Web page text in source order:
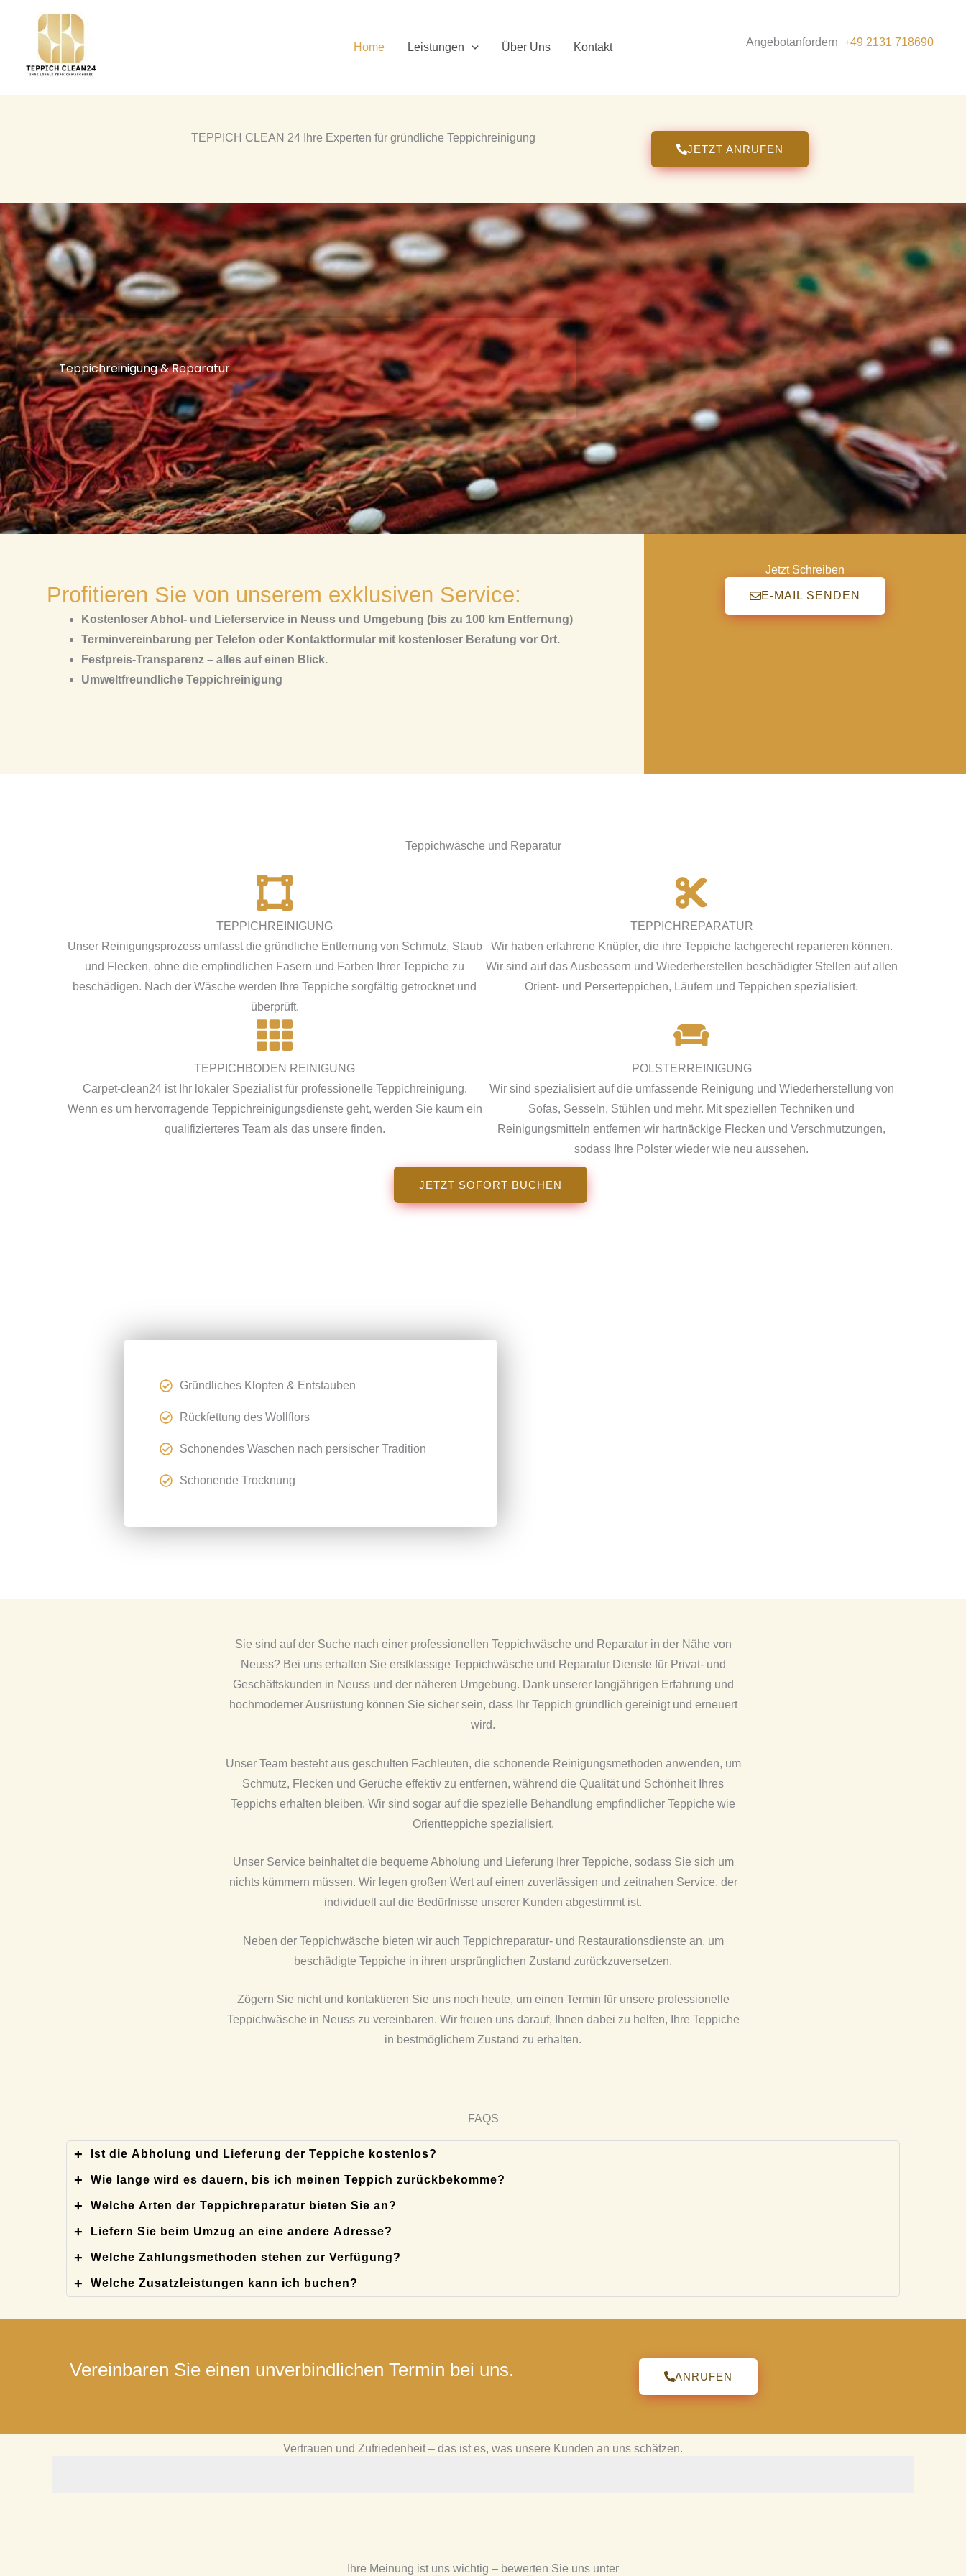
springen
springen
Home Leistungen Über Uns Kontakt Angebotanfordern +49 2131 718690
TEPPICH CLEAN 24 Ihre Experten für gründliche Teppichreinigung
JETZT ANRUFEN
Teppichreinigung & Reparatur
Profitieren Sie von unserem exklusiven Service:
Kostenloser Abhol- und Lieferservice in Neuss und Umgebung (bis zu 100 km Entfernung)
Terminvereinbarung per Telefon oder Kontaktformular mit kostenloser Beratung vor Ort.
Festpreis-Transparenz – alles auf einen Blick.
Umweltfreundliche Teppichreinigung
Jetzt Schreiben
E-MAIL SENDEN
Teppichwäsche und Reparatur
TEPPICHREINIGUNG
Unser Reinigungsprozess umfasst die gründliche Entfernung von Schmutz, Staub
und Flecken, ohne die empfindlichen Fasern und Farben Ihrer Teppiche zu
beschädigen. Nach der Wäsche werden Ihre Teppiche sorgfältig getrocknet und
überprüft.
TEPPICHREPARATUR
Wir haben erfahrene Knüpfer, die ihre Teppiche fachgerecht reparieren können.
Wir sind auf das Ausbessern und Wiederherstellen beschädigter Stellen auf allen
Orient- und Perserteppichen, Läufern und Teppichen spezialisiert.
TEPPICHBODEN REINIGUNG
Carpet-clean24 ist Ihr lokaler Spezialist für professionelle Teppichreinigung.
Wenn es um hervorragende Teppichreinigungsdienste geht, werden Sie kaum ein
qualifizierteres Team als das unsere finden.
POLSTERREINIGUNG
Wir sind spezialisiert auf die umfassende Reinigung und Wiederherstellung von
Sofas, Sesseln, Stühlen und mehr. Mit speziellen Techniken und
Reinigungsmitteln entfernen wir hartnäckige Flecken und Verschmutzungen,
sodass Ihre Polster wieder wie neu aussehen.
JETZT SOFORT BUCHEN
Gründliches Klopfen & Entstauben
Rückfettung des Wollflors
Schonendes Waschen nach persischer Tradition
Schonende Trocknung
Sie sind auf der Suche nach einer professionellen Teppichwäsche und Reparatur in der Nähe von
Neuss? Bei uns erhalten Sie erstklassige Teppichwäsche und Reparatur Dienste für Privat- und
Geschäftskunden in Neuss und der näheren Umgebung. Dank unserer langjährigen Erfahrung und
hochmoderner Ausrüstung können Sie sicher sein, dass Ihr Teppich gründlich gereinigt und erneuert
wird.
Unser Team besteht aus geschulten Fachleuten, die schonende Reinigungsmethoden anwenden, um
Schmutz, Flecken und Gerüche effektiv zu entfernen, während die Qualität und Schönheit Ihres
Teppichs erhalten bleiben. Wir sind sogar auf die spezielle Behandlung empfindlicher Teppiche wie
Orientteppiche spezialisiert.
Unser Service beinhaltet die bequeme Abholung und Lieferung Ihrer Teppiche, sodass Sie sich um
nichts kümmern müssen. Wir legen großen Wert auf einen zuverlässigen und zeitnahen Service, der
individuell auf die Bedürfnisse unserer Kunden abgestimmt ist.
Neben der Teppichwäsche bieten wir auch Teppichreparatur- und Restaurationsdienste an, um
beschädigte Teppiche in ihren ursprünglichen Zustand zurückzuversetzen.
Zögern Sie nicht und kontaktieren Sie uns noch heute, um einen Termin für unsere professionelle
Teppichwäsche in Neuss zu vereinbaren. Wir freuen uns darauf, Ihnen dabei zu helfen, Ihre Teppiche
in bestmöglichem Zustand zu erhalten.
FAQS
Ist die Abholung und Lieferung der Teppiche kostenlos?
Wie lange wird es dauern, bis ich meinen Teppich zurückbekomme?
Welche Arten der Teppichreparatur bieten Sie an?
Liefern Sie beim Umzug an eine andere Adresse?
Welche Zahlungsmethoden stehen zur Verfügung?
Welche Zusatzleistungen kann ich buchen?
Vereinbaren Sie einen unverbindlichen Termin bei uns. ANRUFEN
Vertrauen und Zufriedenheit – das ist es, was unsere Kunden an uns schätzen.
Ihre Meinung ist uns wichtig – bewerten Sie uns unter